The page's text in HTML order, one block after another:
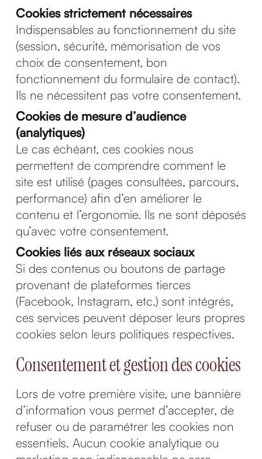
Cookies strictement nécessaires
Indispensables au fonctionnement du site
(session, sécurité, mémorisation de vos
choix de consentement, bon
fonctionnement du formulaire de contact).
Ils ne nécessitent pas votre consentement.
Cookies de mesure d’audience
(analytiques)
Le cas échéant, ces cookies nous
permettent de comprendre comment le
site est utilisé (pages consultées, parcours,
performance) afin d’en améliorer le
contenu et l’ergonomie. Ils ne sont déposés
qu’avec votre consentement.
Cookies liés aux réseaux sociaux
Si des contenus ou boutons de partage
provenant de plateformes tierces
(Facebook, Instagram, etc.) sont intégrés,
ces services peuvent déposer leurs propres
cookies selon leurs politiques respectives.
Consentement et gestion des cookies
Lors de votre première visite, une bannière
d’information vous permet d’accepter, de
refuser ou de paramétrer les cookies non
essentiels. Aucun cookie analytique ou